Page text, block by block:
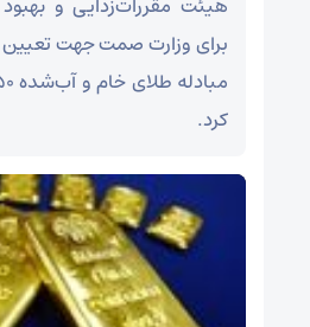
برای وزارت صمت جهت
کرد.